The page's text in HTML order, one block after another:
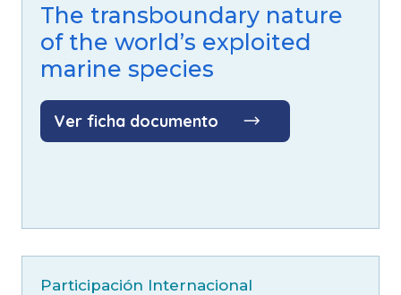
The transboundary nature
of the world’s exploited
marine species
Ver ficha documento
Participación Internacional